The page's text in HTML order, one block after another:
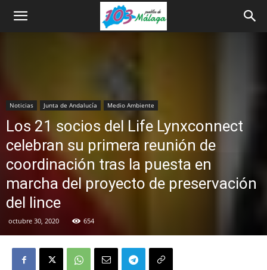
Noticias Junta de Andalucía Medio Ambiente
Los 21 socios del Life Lynxconnect
celebran su primera reunión de
coordinación tras la puesta en
marcha del proyecto de preservación
del lince
octubre 30, 2020 654